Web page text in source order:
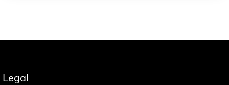
Legal